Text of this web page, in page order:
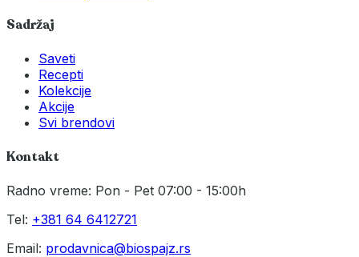
Sadržaj
Saveti
Recepti
Kolekcije
Akcije
Svi brendovi
Kontakt
Radno vreme: Pon - Pet 07:00 - 15:00h
Tel: +381 64 6412721
Email: prodavnica@biospajz.rs